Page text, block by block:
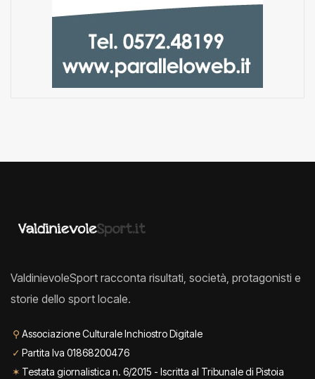
ValdinievoleSport racconta risultati, società, protagonisti e
storie dello sport locale.
⚲ Associazione Culturale Inchiostro Digitale
✓ Partita Iva 01868200476
✶ Testata giornalistica n. 6/2015 - Iscritta al Tribunale di Pistoia